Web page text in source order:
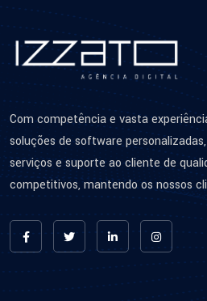
Com competência e vasta
soluções de software
serviços e suporte ao cliente de
competitivos, mantendo os nossos